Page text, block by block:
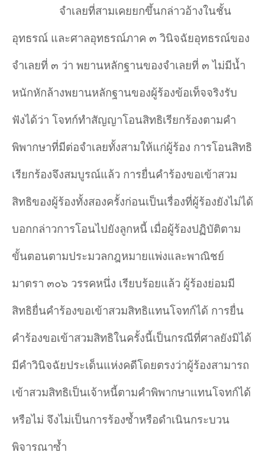
จำเลยที่สามเคยยกขึ้นกล่าวอ้างในชั้น
อุทธรณ์ และศาลอุทธรณ์ภาค ๓ วินิจฉัยอุทธรณ์ของ
จำเลยที่ ๓ ว่า พยานหลักฐานของจำเลยที่ ๓ ไม่มีน้ำ
หนักหักล้างพยานหลักฐานของผู้ร้องข้อเท็จจริงรับ
ฟังได้ว่า โจทก์ทำสัญญาโอนสิทธิเรียกร้องตามคำ
พิพากษาที่มีต่อจำเลยทั้งสามให้แก่ผู้ร้อง การโอนสิทธิ
เรียกร้องจึงสมบูรณ์แล้ว การยื่นคำร้องขอเข้าสวม
สิทธิของผู้ร้องทั้งสองครั้งก่อนเป็นเรื่องที่ผู้ร้องยังไม่ได้
บอกกล่าวการโอนไปยังลูกหนี้ เมื่อผู้ร้องปฏิบัติตาม
ขั้นตอนตามประมวลกฎหมายแพ่งและพาณิชย์
มาตรา ๓๐๖ วรรคหนึ่ง เรียบร้อยแล้ว ผู้ร้องย่อมมี
สิทธิยื่นคำร้องขอเข้าสวมสิทธิแทนโจทก์ได้ การยื่น
คำร้องขอเข้าสวมสิทธิในครั้งนี้เป็นกรณีที่ศาลยังมิได้
มีคำวินิจฉัยประเด็นแห่งคดีโดยตรงว่าผู้ร้องสามารถ
เข้าสวมสิทธิเป็นเจ้าหนี้ตามคำพิพากษาแทนโจทก์ได้
หรือไม่ จึงไม่เป็นการร้องซ้ำหรือดำเนินกระบวน
พิจารณาซ้ำ